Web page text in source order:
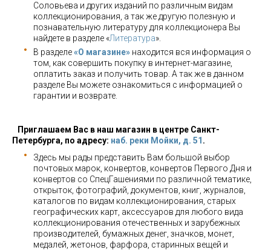
Соловьева и других изданий по различным видам
коллекционирования, а так же другую полезную и
познавательную литературу для коллекционера Вы
найдете в разделе «Литература».
В разделе«О магазине» находится вся информация о
том, как совершить покупку в интернет-магазине,
оплатить заказ и получить товар. А так же в данном
разделе Вы можете ознакомиться с информацией о
гарантии и возврате.
Приглашаем Вас в наш магазин в центре Санкт-
Петербурга, по адресу: наб. реки Мойки, д. 51 .
Здесь мы рады представить Вам большой выбор
почтовых марок, конвертов, конвертов Первого Дня и
конвертов со СпецГашениями по различной тематике,
открыток, фотографий, документов, книг, журналов,
каталогов по видам коллекционирования, старых
географических карт, аксессуаров для любого вида
коллекционирования отечественных и зарубежных
производителей, бумажных денег, значков, монет,
медалей, жетонов, фарфора, старинных вещей и